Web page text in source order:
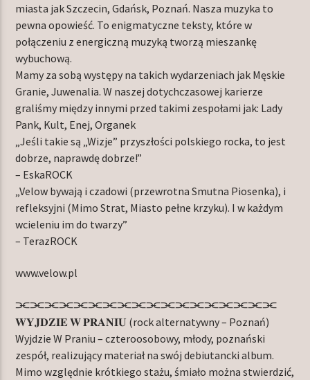
miasta jak Szczecin, Gdańsk, Poznań. Nasza muzyka to
pewna opowieść. To enigmatyczne teksty, które w
połączeniu z energiczną muzyką tworzą mieszankę
wybuchową.
Mamy za sobą występy na takich wydarzeniach jak Męskie
Granie, Juwenalia. W naszej dotychczasowej karierze
graliśmy między innymi przed takimi zespołami jak: Lady
Pank, Kult, Enej, Organek
„Jeśli takie są „Wizje” przyszłości polskiego rocka, to jest
dobrze, naprawdę dobrze!”
– EskaROCK
„Velow bywają i czadowi (przewrotna Smutna Piosenka), i
refleksyjni (Mimo Strat, Miasto pełne krzyku). I w każdym
wcieleniu im do twarzy”
– TerazROCK
www.velow.pl
⫘⫘⫘⫘⫘⫘⫘⫘⫘⫘⫘⫘⫘⫘⫘⫘⫘⫘
𝐖𝐘𝐉𝐃𝐙𝐈𝐄 𝐖 𝐏𝐑𝐀𝐍𝐈𝐔 (rock alternatywny – Poznań)
Wyjdzie W Praniu – czteroosobowy, młody, poznański
zespół, realizujący materiał na swój debiutancki album.
Mimo względnie krótkiego stażu, śmiało można stwierdzić,